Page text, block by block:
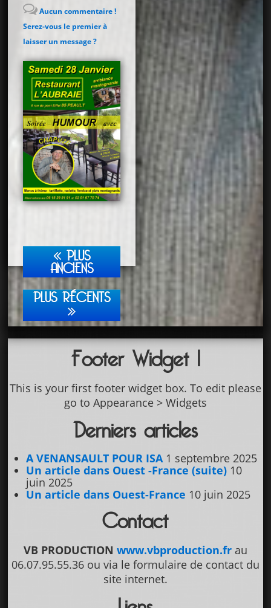
Aucun commentaire !
Serez-vous le premier à
laisser un message ?
PLUS
ANCIENS
PLUS RÉCENTS
Footer Widget 1
This is your first footer widget box. To edit please
go to Appearance > Widgets
Derniers articles
A VENANSAULT POUR ISA 1 septembre 2025
Un article dans Ouest -France (suite) 10
juin 2025
Un article dans Ouest-France 10 juin 2025
Contact
VB PRODUCTION www.vbproduction.frau
06.07.95.55.36 ou via le formulaire de contact du
site internet.